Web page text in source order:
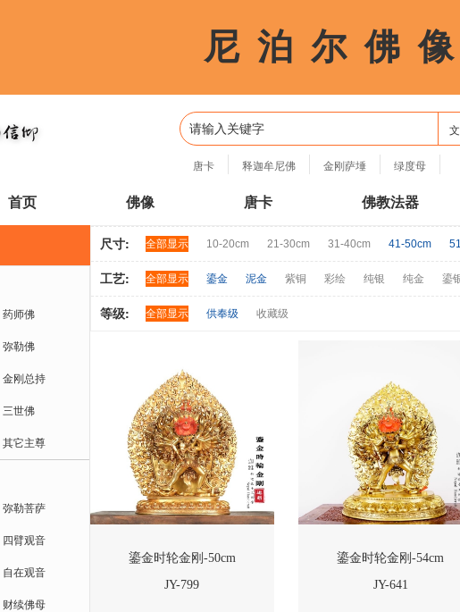
尼 泊 尔 佛 像
唐卡 释迦牟尼佛 金刚萨埵 绿度母
首页 佛像 唐卡 佛教法器
药师佛
弥勒佛
金刚总持
三世佛
其它主尊
弥勒菩萨
四臂观音
自在观音
财续佛母
尺寸: 全部显示 10-20cm 21-30cm 31-40cm 41-50cm
工艺: 全部显示 鎏金 泥金 紫铜 彩绘 纯银 纯金 鎏
等级: 全部显示 供奉级 收藏级
鎏金时轮金刚-50cm
JY-799
鎏金时轮金刚-54cm
JY-641